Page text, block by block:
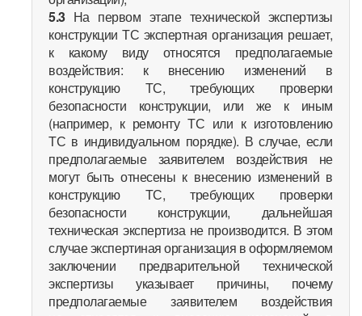
5.3На первом этапе технической экспертизы
конструкции ТС экспертная организация решает,
к какому виду относятся предполагаемые
воздействия: к внесению изменений в
конструкцию ТС, требующих проверки
безопасности конструкции, или же к иным
(например, к ремонту ТС или к изготовлению
ТС в индивидуальном порядке). В случае, если
предполагаемые заявителем воздействия не
могут быть отнесены к внесению изменений в
конструкцию ТС, требующих проверки
безопасности конструкции, дальнейшая
техническая экспертиза не производится. В этом
случае экспертиная организация в оформляемом
заключении предварительной технической
экспертизы указывает причины, почему
предполагаемые заявителем воздействия